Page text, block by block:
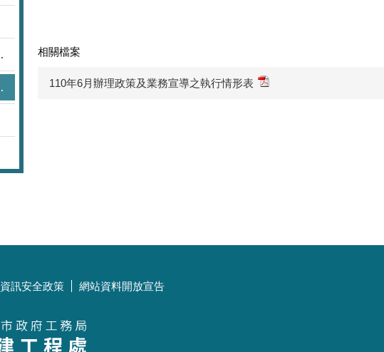
相關檔案
110年6月辦理政策及業務宣導之執行情形表
資訊安全政策 網站資料開放宣告